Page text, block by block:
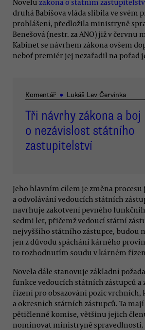
druhá Babišova vláda slíbila ve svém
prohlášení, předložila ministryně
Benešová (nestr. za ANO) již v červnu
Kabinet se návrhem zákona ovšem
neboť premiér jej nezařadil na pořad
Komentář ● Lukáš Lev Červinka
Tři návrhy zákona a boj
o nezávislost státního
zastupitelství
Jeho hlavním cílem je změna
a odvolávání vedoucích státních
navrhuje zakotvení pevného
sedmi let, přičemž vedoucí státní
nejvyššího státního zástupce, budou
jen z důvodu spáchání kárného
to rozhodnutím soudu v kárném
Novela dále stanovuje základní
funkce vedoucích státních zástupců a
řízení pro obsazování pozic vrchních,
a okresních státních zástupců. Ta
pětičlenné komise, většinu jejich
nominovat ministryně spravedlnosti.